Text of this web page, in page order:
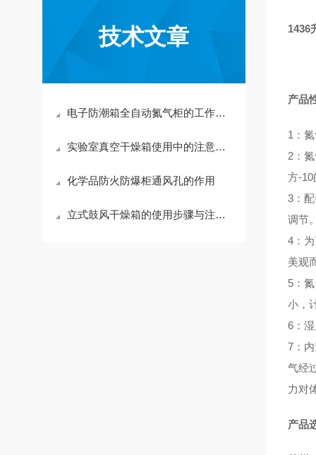
技术文章
电子防潮箱全自动氮气柜的工作原理及湿度范围选型-售后保证
实验室真空干燥箱使用中的注意事项
化学品防火防爆柜通风孔的作用
立式鼓风干燥箱的使用步骤与注意事项
1436
产品
1：
2：
方-10
3：
调节
4：
美观
5：
小，
6：
7：
气经
力对
产品